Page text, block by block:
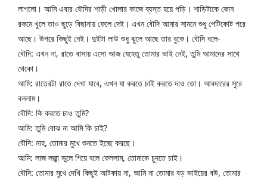
লাগলো। আমি এবার বৌদির শাড়ী খোলার কাজে ব্যস্ত হয়ে পড়ি। শাড়িটাকে কোন
রকমে খুলে তাও ছুড়ে বিছানায় ফেলে দেই। এখন বৌদি আমার সামনে শুধু পেটিকোট পরে
আছে। উপরে কিছুই নেই। দুইটা লাউ শুধু ঝুলে আছে তার বুকে। বৌদি বলে-
বৌদি: এখন না, রাতে বাসায় এসো আজ যেহেতু তোমার ভাই নেই, তুমি আমাদের সাথে
থেকো।
আমি: রাতেরটা রাতে দেখা যাবে, এখন যা করতে চাই করতে দাও তো। আবদারের সুরে
বললাম।
বৌদি: কি করতে চাও তুমি?
আমি: তুমি বোঝ না আমি কি চাই?
বৌদি: নাহ, তোমার মুখে শুনতে ইচ্ছে করছে।
আমি: লাজ লজ্ঝা ভুলে গিয়ে বলে ফেললাম, তোমাকে চুদতে চাই।
বৌদি: তোমার মুখে দেখি কিছুই আটকায় না, আমি না তোমার বড় ভাইয়ের বউ, তোমার